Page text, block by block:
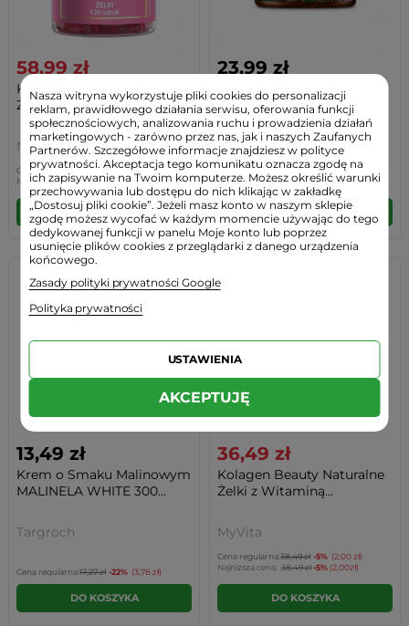
58,99 zł
Kolagen Beauty Naturalne
Żelki z Witaminą...
MyVita
Cena regularna:60,49 zł -2%(1,50 zł)
Najniższa cena: 60,49 zł-2%(1,50zł)
DO KOSZYKA
23,99 zł
Krem z Orzechów
Laskowych i Kakao
Chrunchy...
Targroch
Cena regularna: 32,58 zł -26%
DO KOSZYKA
13,49 zł
Krem o Smaku Malinowym
MALINELA WHITE 300...
Targroch
Cena regularna:17,27 zł -22% (3,78 zł)
DO KOSZYKA
36,49 zł
Kolagen Beauty Naturalne
Żelki z Witaminą...
MyVita
Cena regularna:38,49 zł -5% (2,00 zł)
Najniższa cena: 38,49 zł-5% (2,00zł)
DO KOSZYKA
Nasza witryna wykorzystuje pliki cookies do personalizacji
reklam, prawidłowego działania serwisu, oferowania funkcji
społecznościowych, analizowania ruchu i prowadzienia działań
marketingowych - zarówno przez nas, jak i naszych Zaufanych
Partnerów. Szczegółowe informacje znajdziesz w polityce
prywatności. Akceptacja tego komunikatu oznacza zgodę na
ich zapisywanie na Twoim komputerze. Możesz określić warunki
przechowywania lub dostępu do nich klikając w zakładkę
„Dostosuj pliki cookie”. Jeżeli masz konto w naszym sklepie
zgodę możesz wycofać w każdym momencie używając do tego
dedykowanej funkcji w panelu Moje konto lub poprzez
usunięcie plików cookies z przeglądarki z danego urządzenia
końcowego.
Zasady polityki prywatności Google
Polityka prywatności
USTAWIENIA
AKCEPTUJĘ